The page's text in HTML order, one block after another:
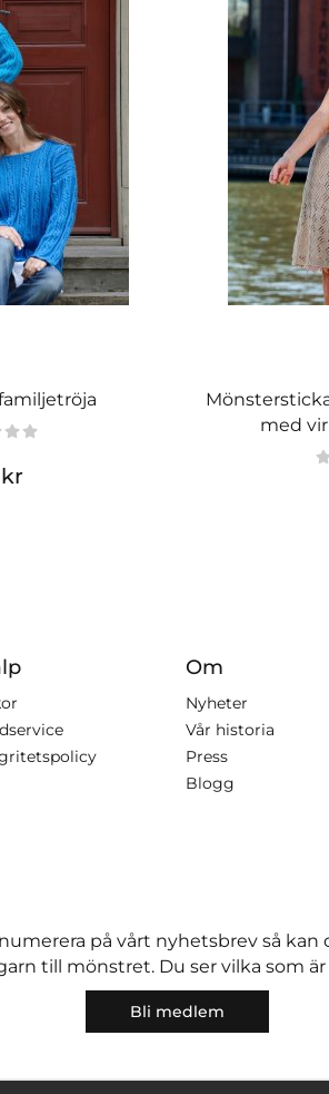
med
Om
Nyheter
Vår historia
Press
Blogg
på vårt nyhetsbrev så
till mönstret. Du ser vilka som är
Bli medlem